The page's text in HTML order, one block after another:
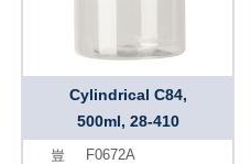
Cylindrical C84,
500ml, 28-410
F0672A